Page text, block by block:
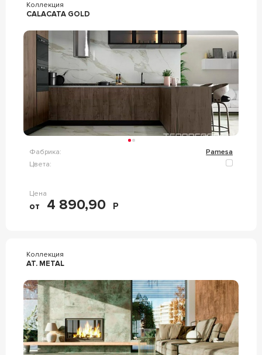
Коллекция
CALACATA GOLD
Фабрика:
Pamesa
Цвета:
Цена
от 4 890,90 Р
Коллекция
AT. METAL